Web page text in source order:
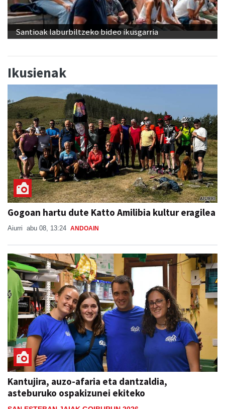
Santioak laburbiltzeko bideo ikusgarria
Ikusienak
Gogoan hartu dute Katto Amilibia kultur eragilea
Aiurri abu 08, 13:24 ANDOAIN
Kantujira, auzo-afaria eta dantzaldia,
asteburuko ospakizunei ekiteko